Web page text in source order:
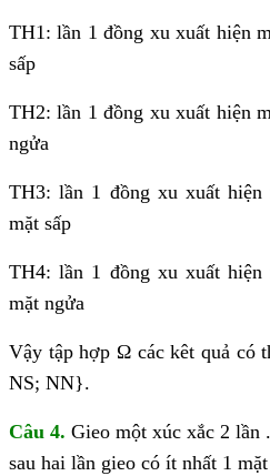
TH1: lần 1 đồng xu xuất hiện
sấp
TH2: lần 1 đồng xu xuất hiện
ngửa
TH3: lần 1 đồng xu xuất
mặt sấp
TH4: lần 1 đồng xu xuất
mặt ngửa
Vậy tập hợp Ω các kêt quả có
NS; NN}.
Câu 4. Gieo một xúc xắc 2 lần
sau hai lần gieo có ít nhất 1